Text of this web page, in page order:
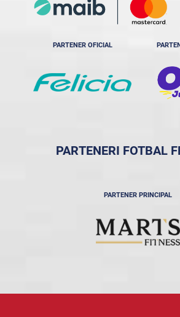
PARTENER OFICIAL
PARTENERI FOTBAL
PARTENER PRINCIPAL